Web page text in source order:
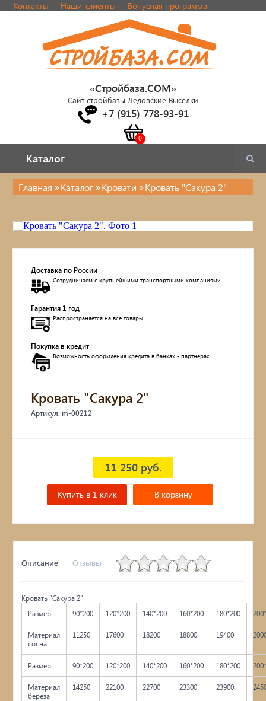
Контакты Наши клиенты Бонусная программа
«Стройбаза.COM»
Сайт стройбазы Ледовские Выселки
+7 (915) 778-93-91
Каталог
Каталог
Стулья, табуреты
Обувницы
Комоды, тумбы
Столы
Мебель с искусственным старением
Дубовые бочки
Детские кровати и диваны
Кухонные уголки
Главная Каталог Кровати Кровать "Сакура 2"
Доставка по России
Сотрудничаем с крупнейшими транспортными компаниями
Гарантия 1 год
Распространяется на все товары
Покупка в кредит
Возможность оформления кредита в банках - партнерах
Кровать "Сакура 2"
Артикул: m-00212
11 250 руб.
В корзину
Купить в 1 клик
Описание Отзывы
Кровать "Сакура 2"
Размер
90*200 120*200 140*200 160*200 180*200
Материал
сосна
11250 17600 18200 18800 19400
Размер 90*200 120*200 140*200 160*200 180*200
Материал
берёза
14250 22100 22700 23300 23900